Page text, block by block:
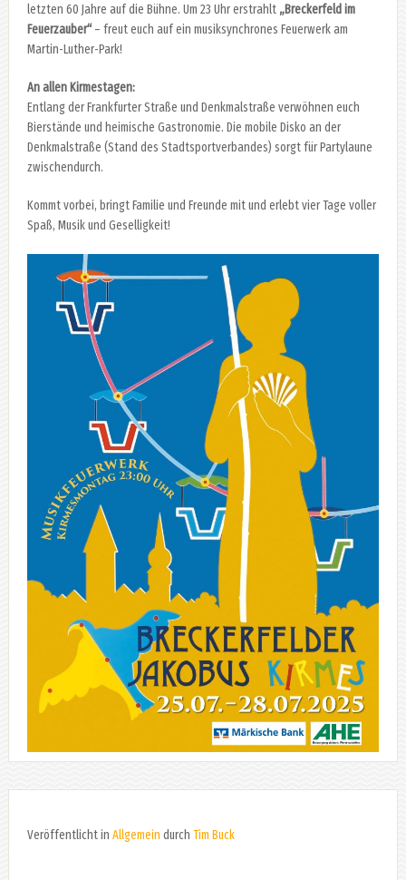
letzten 60 Jahre auf die Bühne. Um 23 Uhr erstrahlt „Breckerfeld im
Feuerzauber“– freut euch auf ein musiksynchrones Feuerwerk am
Martin-Luther-Park!
An allen Kirmestagen:
Entlang der Frankfurter Straße und Denkmalstraße verwöhnen euch
Bierstände und heimische Gastronomie. Die mobile Disko an der
Denkmalstraße (Stand des Stadtsportverbandes) sorgt für Partylaune
zwischendurch.
Kommt vorbei, bringt Familie und Freunde mit und erlebt vier Tage voller
Spaß, Musik und Geselligkeit!
Veröffentlicht in Allgemein durch Tim Buck